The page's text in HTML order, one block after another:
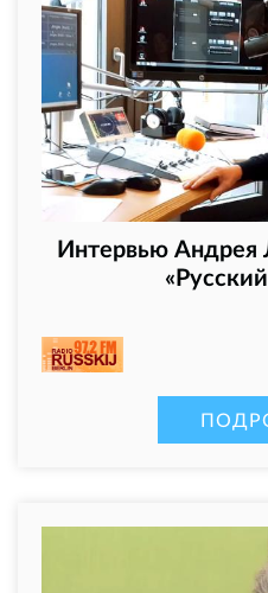
Интервью Андрея